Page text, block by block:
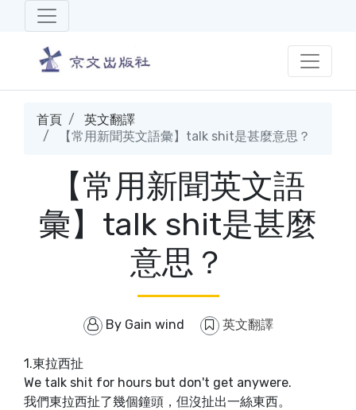
首頁
英文翻譯
【常用新聞英文語彙】talk shit是甚麼意思？
【常用新聞英文語
彙】talk shit是甚麼
意思？
By Gain wind 英文翻譯
1.東拉西扯
We talk shit for hours but don't get anywere.
我們東拉西扯了幾個鐘頭，但沒扯出一絲東西。